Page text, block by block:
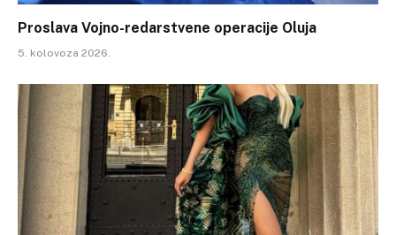
Proslava Vojno-redarstvene operacije Oluja
5. kolovoza 2026.